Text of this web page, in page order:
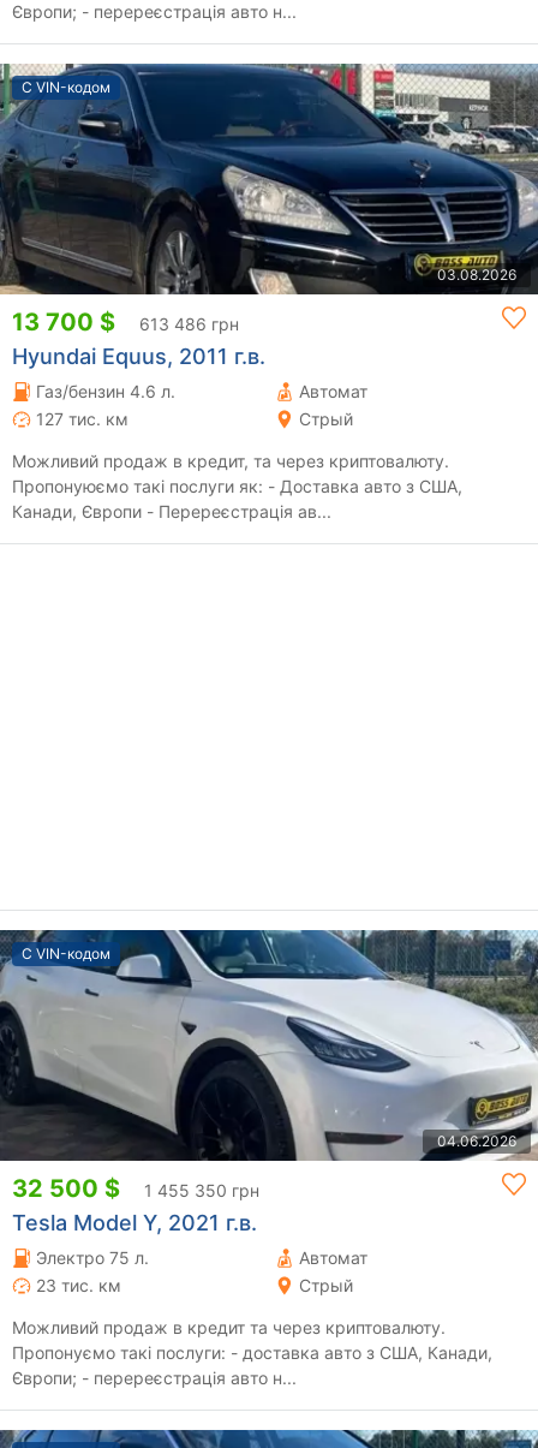
Європи; - перереєстрація авто н...
С VIN-кодом
03.08.2026
13 700 $ 613 486 грн
Hyundai Equus, 2011 г.в.
Газ/бензин 4.6 л.
Автомат
127 тис. км
Стрый
Можливий продаж в кредит, та через криптовалюту.
Пропонуюємо такі послуги як: - Доставка авто з США,
Канади, Європи - Перереєстрація ав...
С VIN-кодом
04.06.2026
32 500 $ 1 455 350 грн
Tesla Model Y, 2021 г.в.
Электро 75 л.
Автомат
23 тис. км
Стрый
Можливий продаж в кредит та через криптовалюту.
Пропонуємо такі послуги: - доставка авто з США, Канади,
Європи; - перереєстрація авто н...